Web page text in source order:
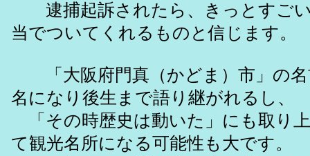
逮捕起訴されたら、きっとすごい
当でついてくれるものと信じます。
「大阪府門真（かどま）市」の名
名になり後生まで語り継がれるし、
「その時歴史は動いた」にも取り
て観光名所になる可能性も大です。